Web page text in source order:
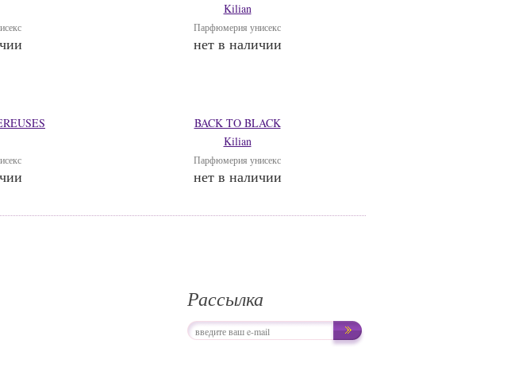
Kilian
Парфюмерия унисекс
нет в наличии
BACK TO BLACK
Kilian
Парфюмерия унисекс
нет в наличии
Рассылка